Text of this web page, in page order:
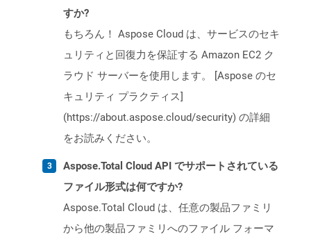
すか?
もちろん！ Aspose Cloud は、サービスのセキ
ュリティと回復力を保証する Amazon EC2 ク
ラウド サーバーを使用します。 [Aspose のセ
キュリティ プラクティス]
(https://about.aspose.cloud/security) の詳細
をお読みください。
Aspose.Total Cloud API でサポートされている
ファイル形式は何ですか?
Aspose.Total Cloud は、任意の製品ファミリ
から他の製品ファミリへのファイル フォーマ